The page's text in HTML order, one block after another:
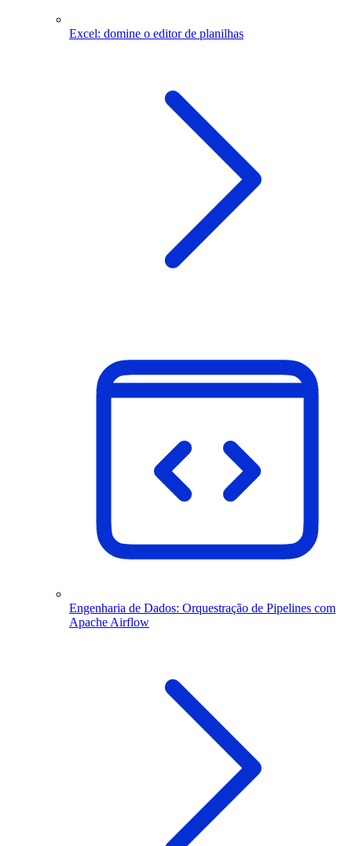
Excel: domine o editor de planilhas
Engenharia de Dados: Orquestração de Pipelines com
Apache Airflow